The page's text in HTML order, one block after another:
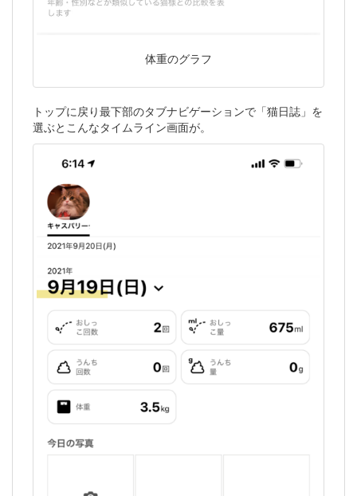
体重のグラフ
トップに戻り最下部のタブナビゲーションで「猫日誌」を
選ぶとこんなタイムライン画面が。